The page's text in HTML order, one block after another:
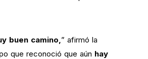
buen camino,” afirmó la
que reconoció que aún hay